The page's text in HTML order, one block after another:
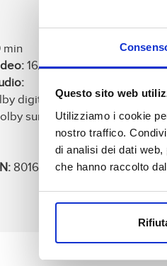
Questo sito web
Utilizziamo i cookie
nostro traffico.
di analisi dei dati
che hanno raccolto
min
16/9 - 2.35:1
digital 5.1
surround 2.0
8016024029899